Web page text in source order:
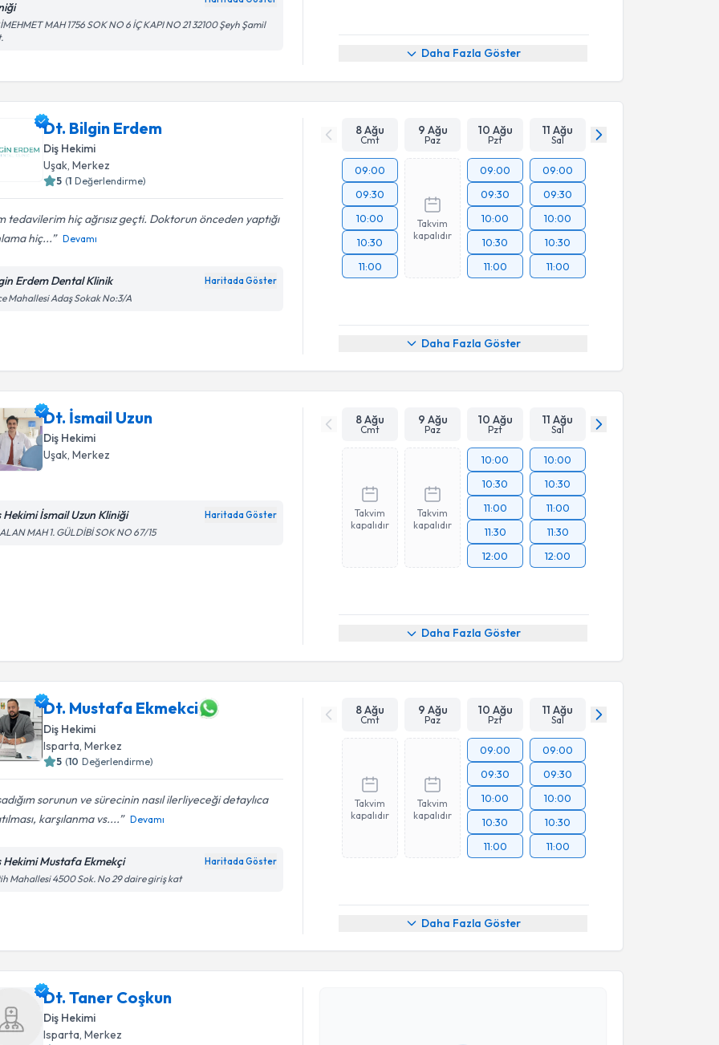
MAH 1756 SOK NO 6 İÇ KAPI NO 21 32100 Şeyh Şamil
Daha Fazla Göster
Dt. Bilgin Erdem
Diş Hekimi
Uşak , Merkez
5 (1 Değerlendirme)
tedavilerim hiç ağrısız geçti. Doktorun önceden yaptığı
hiç...
Devamı
Erdem Dental Klinik Haritada Göster
Mahallesi Adaş Sokak No:3/A
8 Ağu
Cmt
9 Ağu
Paz
10 Ağu
Pzt
11 Ağu
Sal
09:00
09:30
10:00
10:30
11:00
Takvim
kapalıdır
09:00
09:30
10:00
10:30
11:00
09:00
09:30
10:00
10:30
11:00
Daha Fazla Göster
Dt. İsmail Uzun
Diş Hekimi
Uşak, Merkez
Hekimi İsmail Uzun Kliniği Haritada Göster
MAH 1. GÜLDİBİ SOK NO 67/15
8 Ağu
Cmt
9 Ağu
Paz
10 Ağu
Pzt
11 Ağu
Sal
Takvim
kapalıdır
Takvim
kapalıdır
10:00
10:30
11:00
11:30
12:00
10:00
10:30
11:00
11:30
12:00
Daha Fazla Göster
Dt. Mustafa Ekmekci
Diş Hekimi
Isparta , Merkez
5 (10 Değerlendirme)
sorunun ve sürecinin nasıl ilerliyeceği detaylıca
karşılanma vs....
Devamı
Hekimi Mustafa Ekmekçi Haritada Göster
Mahallesi 4500 Sok. No 29 daire giriş kat
8 Ağu
Cmt
9 Ağu
Paz
10 Ağu
Pzt
11 Ağu
Sal
Takvim
kapalıdır
Takvim
kapalıdır
09:00
09:30
10:00
10:30
11:00
09:00
09:30
10:00
10:30
11:00
Daha Fazla Göster
Dt. Taner Coşkun
Diş Hekimi
Isparta, Merkez
Randevu Takvimi Talebi
Dt. Taner Coşkun